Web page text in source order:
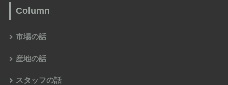
Column
市場の話
産地の話
スタッフの話